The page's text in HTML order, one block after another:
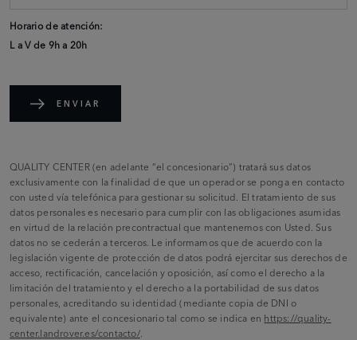
Horario de atención:
L a V de 9h a 20h
ENVIAR
QUALITY CENTER (en adelante “el concesionario”) tratará sus datos
exclusivamente con la finalidad de que un operador se ponga en contacto
con usted vía telefónica para gestionar su solicitud. El tratamiento de sus
datos personales es necesario para cumplir con las obligaciones asumidas
en virtud de la relación precontractual que mantenemos con Usted. Sus
datos no se cederán a terceros. Le informamos que de acuerdo con la
legislación vigente de protección de datos podrá ejercitar sus derechos de
acceso, rectificación, cancelación y oposición, así como el derecho a la
limitación del tratamiento y el derecho a la portabilidad de sus datos
personales, acreditando su identidad (mediante copia de DNI o
equivalente) ante el concesionario tal como se indica en https://quality-
center.landrover.es/contacto/.